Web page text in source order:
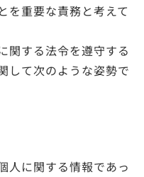
を重要な責務と考えて
関する法令を遵守する
して次のような姿勢で
人に関する情報であっ